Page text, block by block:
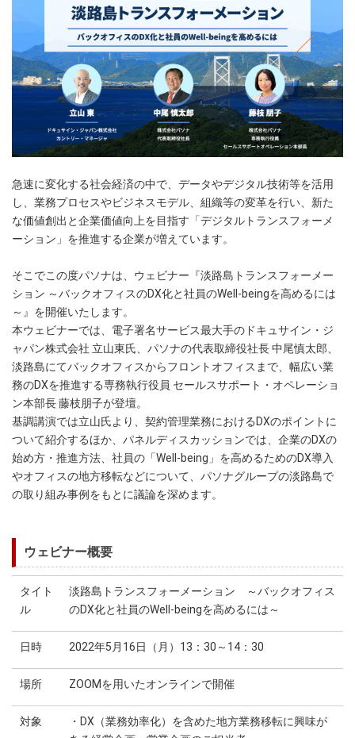
急速に変化する社会経済の中で、データやデジタル技術等を活用
し、業務プロセスやビジネスモデル、組織等の変革を行い、新た
な価値創出と企業価値向上を目指す「デジタルトランスフォーメ
ーション」を推進する企業が増えています。
そこでこの度パソナは、ウェビナー『淡路島トランスフォーメー
ション ～バックオフィスのDX化と社員のWell-beingを高めるには
～』を開催いたします。
本ウェビナーでは、電子署名サービス最大手のドキュサイン・ジ
ャパン株式会社 立山東氏、パソナの代表取締役社長 中尾慎太郎、
淡路島にてバックオフィスからフロントオフィスまで、幅広い業
務のDXを推進する専務執行役員 セールスサポート・オペレーショ
ン本部長 藤枝朋子が登壇。
基調講演では立山氏より、契約管理業務におけるDXのポイントに
ついて紹介するほか、パネルディスカッションでは、企業のDXの
始め方・推進方法、社員の「Well-being」を高めるためのDX導入
やオフィスの地方移転などについて、パソナグループの淡路島で
の取り組み事例をもとに議論を深めます。
ウェビナー概要
タイト
ル
淡路島トランスフォーメーション ～バックオフィス
のDX化と社員のWell-beingを高めるには～
日時 2022年5月16日（月）13：30～14：30
場所 ZOOMを用いたオンラインで開催
対象
・DX（業務効率化）を含めた地方業務移転に興味が